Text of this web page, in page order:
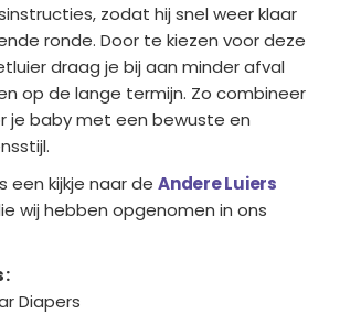
zodat hij snel weer klaar
ronde. Door te kiezen voor deze
draag je bij aan minder afval
op de lange termijn. Zo combineer
je baby met een bewuste en
een kijkje naar de Andere Luiers
wij hebben opgenomen in ons
Diapers